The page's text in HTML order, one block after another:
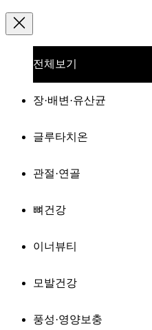
전체보기
장·배변·유산균
글루타치온
관절·연골
뼈건강
이너뷰티
모발건강
풍성·영양보충